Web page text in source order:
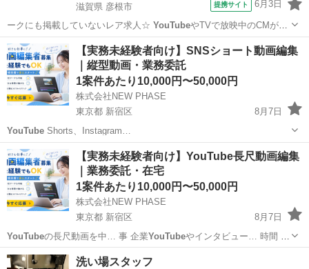
滋賀県 彦根市 提携サイト 6月3日
ークにも掲載していないレア求人☆ YouTubeやTVで放映中のCMが話
題の「グロ…
滋賀 彦根市 工場
【実務未経験者向け】SNSショート動画編集
｜縦型動画・業務委託
1案件あたり10,000円〜50,000円
株式会社NEW PHASE
東京都 新宿区
8月7日
YouTubeShorts、Instagram…
東京 新宿区 その他 動画編集
【実務未経験者向け】YouTube長尺動画編集
｜業務委託・在宅
1案件あたり10,000円〜50,000円
株式会社NEW PHASE
東京都 新宿区
8月7日
YouTube
の長尺動画を中… 事 企業YouTubeやインタビュー… 時間 5.
YouTube動画で挑戦した…
東京 新宿区 その他
洗い場スタッフ